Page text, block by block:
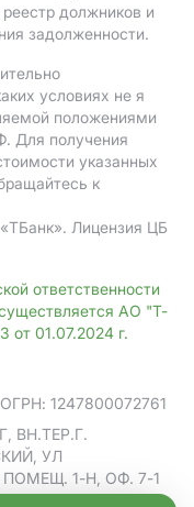
должников и
задолженности.
условиях не я
положениями
Для получения
указанных
к
Лицензия ЦБ
ответственности
АО "Т-
от 01.07.2024 г.
1247800072761
ВН.ТЕР.Г.
УЛ
ПОМЕЩ. 1-Н, ОФ. 7-1